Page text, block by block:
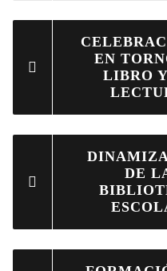
EN
LIBRO
DE